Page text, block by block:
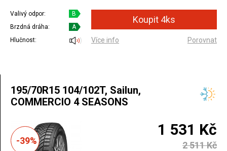
Valivý odpor:
B
Brzdná dráha:
A
Hlučnost:
Více info Porovnat
195/70R15 104/102T, Sailun,
COMMERCIO 4 SEASONS
-39%
1 531 Kč
2 511 Kč